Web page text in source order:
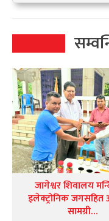
जागेश्वर शिवालय
इलेक्ट्रोनिक
सामग्री…